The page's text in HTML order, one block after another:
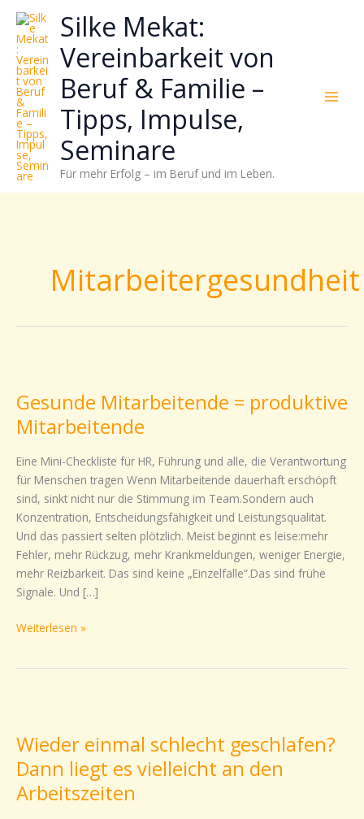
Zum
Inhalt
springen
Silke Mekat:
Vereinbarkeit von
Beruf & Familie –
Tipps, Impulse,
Seminare
Für mehr Erfolg – im Beruf und im Leben.
Mitarbeitergesundheit
Gesunde Mitarbeitende = produktive
Mitarbeitende
Eine Mini-Checkliste für HR, Führung und alle, die Verantwortung
für Menschen tragen Wenn Mitarbeitende dauerhaft erschöpft
sind, sinkt nicht nur die Stimmung im Team.Sondern auch
Konzentration, Entscheidungsfähigkeit und Leistungsqualität.
Und das passiert selten plötzlich. Meist beginnt es leise:mehr
Fehler, mehr Rückzug, mehr Krankmeldungen, weniger Energie,
mehr Reizbarkeit. Das sind keine „Einzelfälle“.Das sind frühe
Signale. Und […]
=
produktive
Mitarbeitende
Weiterlesen »
Wieder einmal schlecht geschlafen?
Dann liegt es vielleicht an den
Arbeitszeiten
schlecht
geschlafen?
Dann
liegt
wie
sich
Stress
reduzieren
Energie
gezielter
einsetzen
lässt?
Einfach